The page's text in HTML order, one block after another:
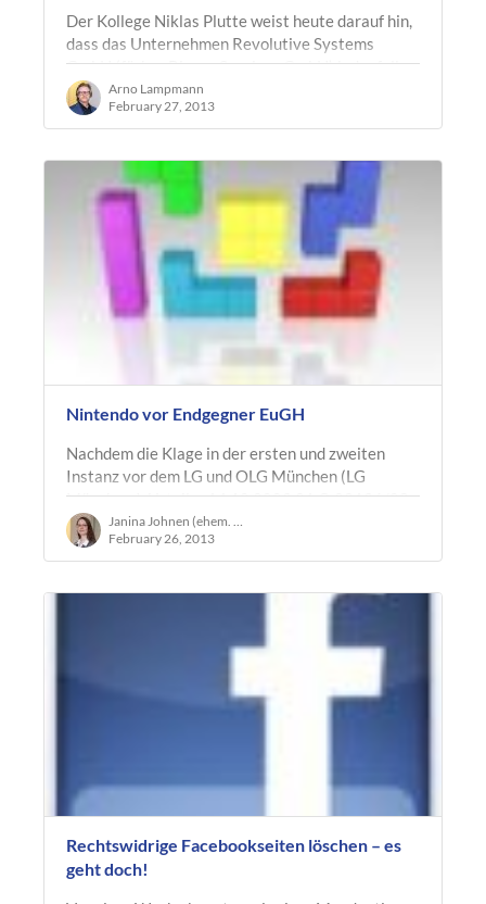
Der Kollege Niklas Plutte weist heute darauf hin,
dass das Unternehmen Revolutive Systems
GmbH (fürher Binary Services GmbH) jedenfalls
seinen Mandanten gegenüber wegen…
Arno Lampmann
February 27, 2013
Nintendo vor Endgegner EuGH
Nachdem die Klage in der ersten und zweiten
Instanz vor dem LG und OLG München (LG
München I, Urteil v. 14.10.2009 21 O 22196/08
und OLG München, Urteil v. 9.6.2011, Az. 6…
February 26, 2013
Rechtswidrige Facebookseiten löschen – es
geht doch!